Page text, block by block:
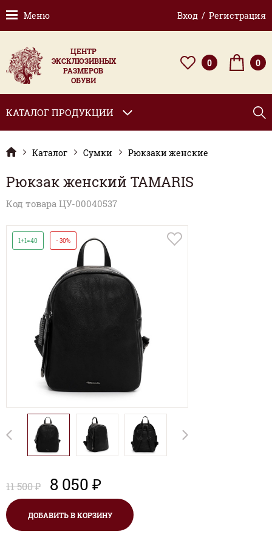
Меню Вход / Регистрация
ЦЕНТР
ЭКСКЛЮЗИВНЫХ
РАЗМЕРОВ
ОБУВИ
0 0
КАТАЛОГ ПРОДУКЦИИ
Каталог Сумки Рюкзаки женские
Рюкзак женский TAMARIS
Код товара ЦУ-00040537
1+1=40 - 30%
11 500 ₽ 8 050 ₽
ДОБАВИТЬ В КОРЗИНУ